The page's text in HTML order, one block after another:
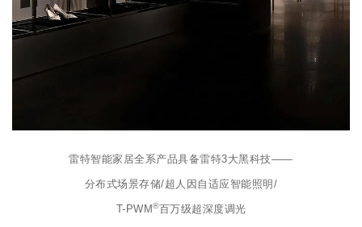
雷特智能家居全系产品具备雷特3大黑科技——
分布式场景存储/超人因自适应智能照明/
T-PWM®百万级超深度调光